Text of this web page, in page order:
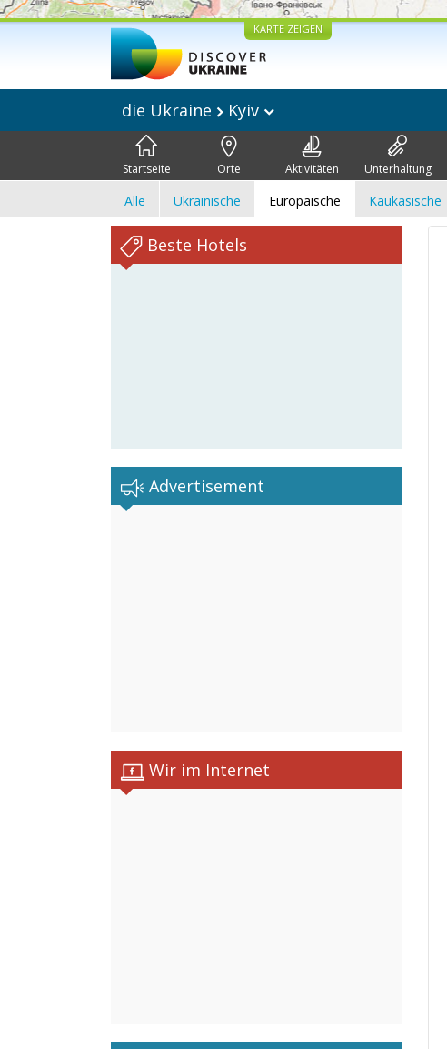
KARTE ZEIGEN
die Ukraine Kyiv
Startseite Orte Aktivitäten Unterhaltung
Alle Ukrainische Europäische Kaukasische
Beste Hotels
Advertisement
Wir im Internet